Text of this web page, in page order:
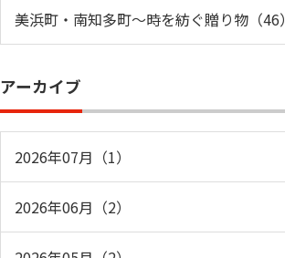
美浜町・南知多町～時を紡ぐ贈り物（46）
アーカイブ
2026年07月（1）
2026年06月（2）